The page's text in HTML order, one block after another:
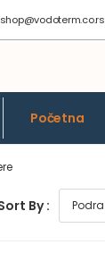
shop@vodoterm.co.rs
Početna
By :